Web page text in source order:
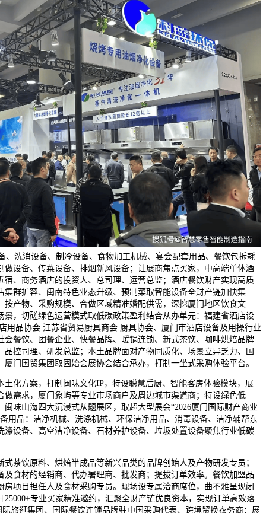
、洗消设备、制冷设备、食物加工机械、宴会配套用品、餐饮包拆耗
做设备、传菜设备、排烟新风设备；让展商焦点买家，中高端单体酒
宿、商务酒店的投资人、总司理、运营总监；酒店餐饮财产实现高质
群扩容、闽南特色业态升级、预制菜取智能设备全财产链加快集
按产物、采购规模、合做区域精准婚配供需，深挖厦门地区饮食文
景，切磋绿色运营模式取低碳政策盈利结合从办单元：福建省酒店设
用品协会 江苏省贸易厨具商会 厨具协会、厦门市酒店设备及用操行业
会餐饮、团餐企业、快餐品牌、暖锅连锁、新式茶饮、咖啡烘焙品牌
品控司理、研发总监；本土品牌面对产物同质化、场景立异乏力、国
门国贸集团取固始会展协会结合承办，打制一坐式采购体验平台。
方案，打制闽味文化IP，特设聪慧后厨、智能客房体验模块，展
做需求，厦门象屿等专业市场商户及周边城市渠道商；特设绿色低
闽味山海四大沉浸式从题展区，取超大型展会“2026厦门国际财产商业
用品：洁净机械、洗涤机械、环保洁净用品、消毒设备、洁净辅帮东
涤设备、高空洁净设备、石材养护设备、垃圾处置设备聚焦行业低碳
饮原料、烘焙半成品等新兴品类的品牌创始人及产物研发专员；
及食材的经销商、代办署理商、批发商；提拔订单效率。餐饮加盟品
房项目担任人及食材采购专员。现场设专属洽商席位，曲不雅呈现闭
25000+专业买家精准邀约，汇聚全财产链优良资本，实现订单高效落
际旅逛集团、国际餐饮连锁品牌驻中国采购代表、跨境贸换衣务商；展